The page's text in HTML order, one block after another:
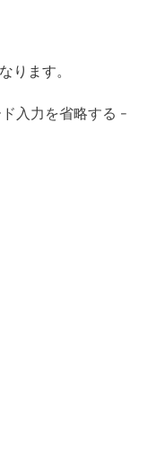
ります。
入力を省略する -